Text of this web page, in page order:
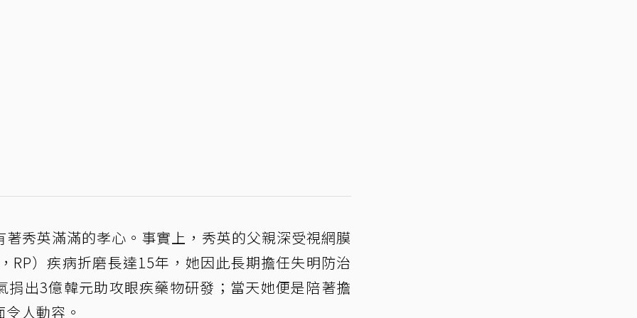
秀英滿滿的孝心。事實上，秀英的父親深受視網膜
）疾病折磨長達15年，她因此長期擔任失明防治
出3億韓元助攻眼疾藥物研發；當天她便是陪著擔
人動容。